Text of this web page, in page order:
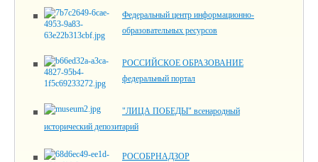
Федеральный центр информационно-
образовательных ресурсов
РОССИЙСКОЕ ОБРАЗОВАНИЕ
федеральный портал
"ЛИЦА ПОБЕДЫ" всенародный
исторический депозитарий
РОСОБРНАДЗОР